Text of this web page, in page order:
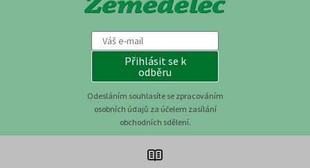
Přihlásit se k
odběru
Odesláním souhlasíte se zpracováním
osobních údajů za účelem zasílání
obchodních sdělení.